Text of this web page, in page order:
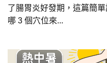
了腸胃炎好發期，這篇簡
哪 3 個穴位來...